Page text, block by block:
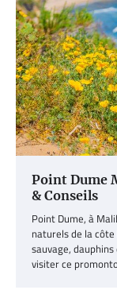
Point Dume
& Conseils
Point Dume, à
naturels de la
sauvage,
visiter ce